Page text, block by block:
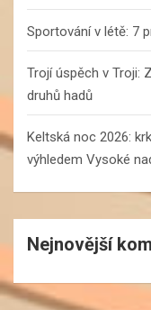
Sportování v létě: 7
Trojí úspěch v Troji:
druhů hadů
Keltská noc 2026:
výhledem Vysoké
Nejnovější